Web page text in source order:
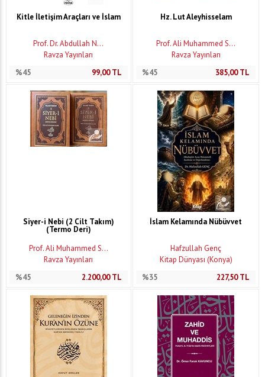
Kitle İletişim Araçları ve İslam
Prof. Dr. Abdullah N...
Ravza Yayınları
%45
99,00TL
Hz. Lut Aleyhisselam
Prof. Ali Muhammed S...
Ravza Yayınları
%45
385,00TL
Siyer-i Nebi (2 Cilt Takım)
(Termo Deri)
Prof. Ali Muhammed S...
Ravza Yayınları
%45
2.200,00TL
İslam Kelamında Nübüvvet
Hafzullah Genç
Kitap Dünyası (Konya)
%35
227,50TL